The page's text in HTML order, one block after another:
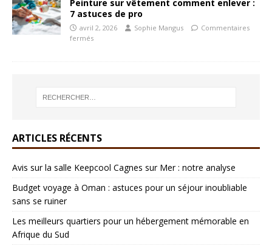
Peinture sur vêtement comment enlever :
7 astuces de pro
avril 2, 2026 Sophie Mangus
Commentaires
fermés
ARTICLES RÉCENTS
Avis sur la salle Keepcool Cagnes sur Mer : notre analyse
Budget voyage à Oman : astuces pour un séjour inoubliable
sans se ruiner
Les meilleurs quartiers pour un hébergement mémorable en
Afrique du Sud